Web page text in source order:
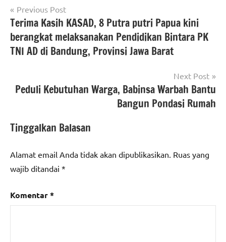
Navigasi
pos
Previous Post
Terima Kasih KASAD, 8 Putra putri Papua kini
berangkat melaksanakan Pendidikan Bintara PK
TNI AD di Bandung, Provinsi Jawa Barat
Next Post
Peduli Kebutuhan Warga, Babinsa Warbah Bantu
Bangun Pondasi Rumah
Tinggalkan Balasan
Alamat email Anda tidak akan dipublikasikan. Ruas yang
wajib ditandai *
Komentar*